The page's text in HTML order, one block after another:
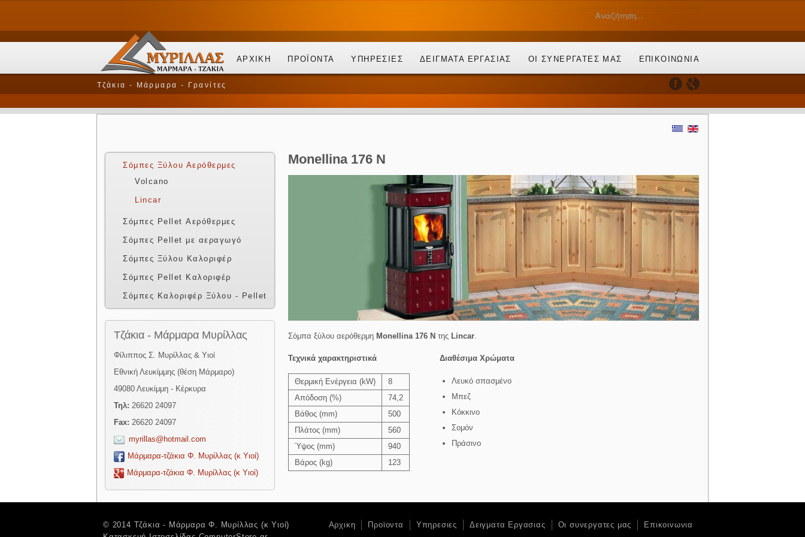
Τζάκια - Μάρμαρα - Γρανίτες
ΑΡΧΙΚΗ ΠΡΟΪΟΝΤΑ ΥΠΗΡΕΣΙΕΣ ΔΕΙΓΜΑΤΑ ΕΡΓΑΣΙΑΣ ΟΙ ΣΥΝΕΡΓΑΤΕΣ ΜΑΣ ΕΠΙΚΟΙΝΩΝΙΑ
Σόμπες Ξύλου Αερόθερμες
Volcano
Lincar
Σόμπες Pellet Αερόθερμες
Σόμπες Pellet με αεραγωγό
Σόμπες Ξύλου Καλοριφέρ
Σόμπες Pellet Καλοριφέρ
Σόμπες Καλοριφέρ Ξύλου - Pellet
Τζάκια - Μάρμαρα Μυρίλλας
Φίλιππος Σ. Μυρίλλας & Υιοί
Εθνική Λευκίμμης (θέση Μάρμαρο)
49080 Λευκίμμη - Κέρκυρα
Τηλ: 26620 24097
Fax: 26620 24097
myrillas@hotmail.com
Μάρμαρα-τζάκια Φ. Μυρίλλας (κ Υιοί)
Μάρμαρα-τζάκια Φ. Μυρίλλας (κ Υιοί)
Monellina 176 N
Σόμπα ξύλου αερόθερμη Monellina 176 N της Lincar
Τεχνικά χαρακτηριστικά
Θερμική Ενέργεια (kW)
8
Απόδοση (%)
74,2
Βάθος (mm)
500
Πλάτος (mm)
560
Ύψος (mm)
940
Βάρος (kg)
123
Διαθέσιμα Χρώματα
Λευκό σπασμένο
Μπεζ
Κόκκινο
Σομόν
Πράσινο
Αρχικη Προϊοντα Υπηρεσιες Δειγματα Εργασιας Οι συνεργατες μας Επικοινωνια
© 2014 Τζάκια - Μάρμαρα Φ. Μυρίλλας (κ Υιοί)